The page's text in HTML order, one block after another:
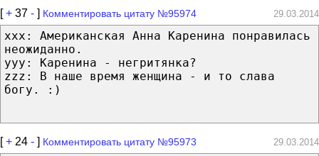
[+ 37 - ] Комментировать цитату №95974 29.03.2014
xxx: Американская Анна Каренина понравилась
неожиданно.
yyy: Каренина - негритянка?
zzz: В наше время женщина - и то слава
богу. :)
[+ 24 - ] Комментировать цитату №95973 29.03.2014